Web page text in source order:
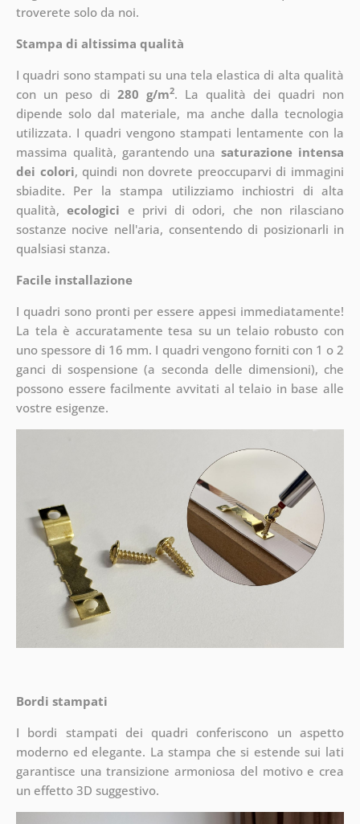
troverete solo da noi.
Stampa di altissima qualità
I quadri sono stampati su una tela elastica di alta qualità
con un peso di 280 g/m2. La qualità dei quadri non
dipende solo dal materiale, ma anche dalla tecnologia
utilizzata. I quadri vengono stampati lentamente con la
massima qualità, garantendo unasaturazione intensa
dei colori, quindi non dovrete preoccuparvi di immagini
sbiadite. Per la stampa utilizziamo inchiostri di alta
qualità,ecologici e privi di odori, che non rilasciano
sostanze nocive nell'aria, consentendo di posizionarli in
qualsiasi stanza.
Facile installazione
I quadri sono pronti per essere appesi immediatamente!
La tela è accuratamente tesa su un telaio robusto con
uno spessore di 16 mm. I quadri vengono forniti con 1 o 2
ganci di sospensione (a seconda delle dimensioni), che
possono essere facilmente avvitati al telaio in base alle
vostre esigenze.
Bordi stampati
I bordi stampati dei quadri conferiscono un aspetto
moderno ed elegante. La stampa che si estende sui lati
garantisce una transizione armoniosa del motivo e crea
un effetto 3D suggestivo.